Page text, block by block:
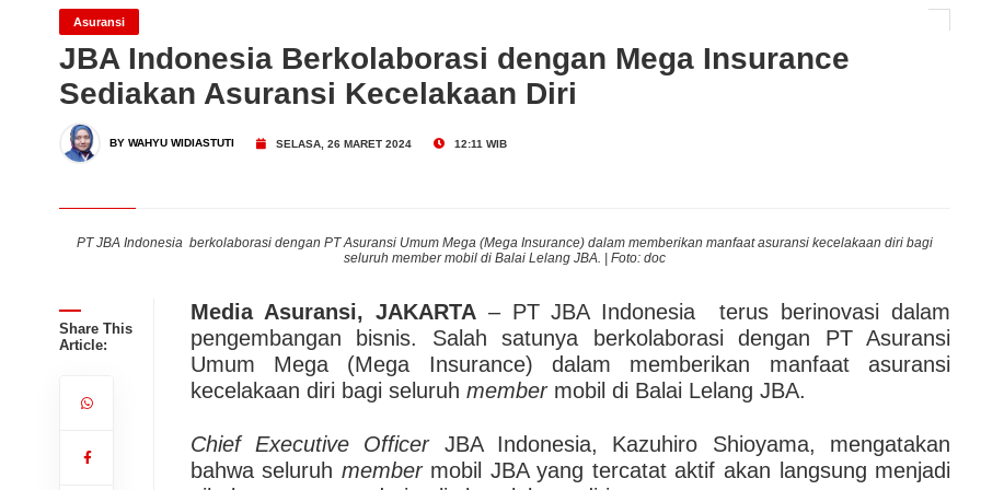
Penyakit Kritis
Dari Konsultasi, Inovasi AI hingga Pendampingan di Rumah Sakit: Halodoc for
Business Hadirkan Solusi Kesehatan Karyawan yang Benar-Benar Terintegrasi
AdMedika Perkuat Clinical Governance Berbasis Data Lewat Sinergi MAB
Asuransi
JBA Indonesia Berkolaborasi dengan Mega Insurance
Sediakan Asuransi Kecelakaan Diri
BY WAHYU WIDIASTUTI SELASA, 26 MARET 2024 12:11 WIB
PT JBA Indonesia berkolaborasi dengan PT Asuransi Umum Mega (Mega Insurance) dalam memberikan manfaat asuransi kecelakaan diri bagi
seluruh member mobil di Balai Lelang JBA. | Foto: doc
Share This
Article:
Media Asuransi, JAKARTA– PT JBA Indonesia terus berinovasi dalam
pengembangan bisnis. Salah satunya berkolaborasi dengan PT Asuransi
Umum Mega (Mega Insurance) dalam memberikan manfaat asuransi
kecelakaan diri bagi seluruh member mobil di Balai Lelang JBA.
Chief Executive OfficerJBA Indonesia, Kazuhiro Shioyama, mengatakan
bahwa seluruh membermobil JBA yang tercatat aktif akan langsung menjadi